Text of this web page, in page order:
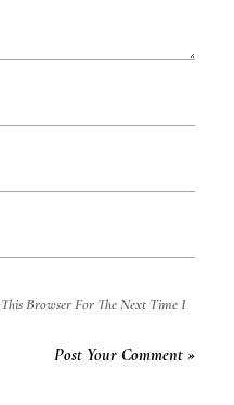
Browser For The Next Time I